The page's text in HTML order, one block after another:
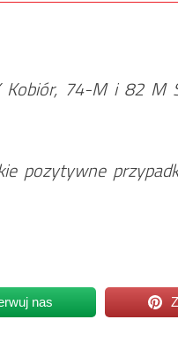
74-M i 82 M
pozytywne
nas